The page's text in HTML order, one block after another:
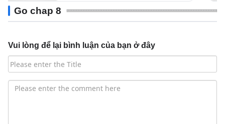
Go chap 8
Vui lòng để lại bình luận của bạn ở đây